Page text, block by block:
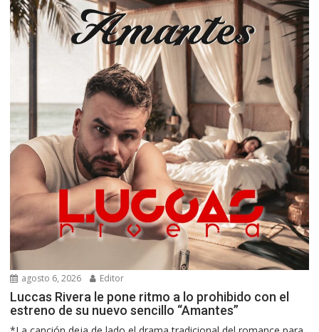
agosto 6, 2026 Editor
Luccas Rivera le pone ritmo a lo prohibido con el
estreno de su nuevo sencillo “Amantes”